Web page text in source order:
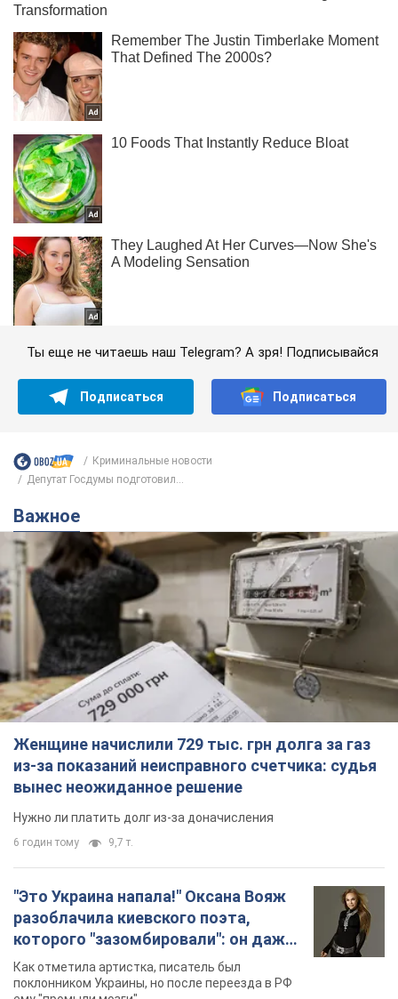
Ты еще не читаешь наш Telegram? А зря! Подписывайся
Подписаться Подписаться
Криминальные новости
Депутат Госдумы подготовил...
Важное
Женщине начислили 729 тыс. грн долга за газ
из-за показаний неисправного счетчика: судья
вынес неожиданное решение
Нужно ли платить долг из-за доначисления
6 годин тому 9,7 т.
"Это Украина напала!" Оксана Вояж
разоблачила киевского поэта,
которого "зазомбировали": он даже
русского не знал, а теперь хочет
геноцида украинцев
Как отметила артистка, писатель был
поклонником Украины, но после переезда в РФ